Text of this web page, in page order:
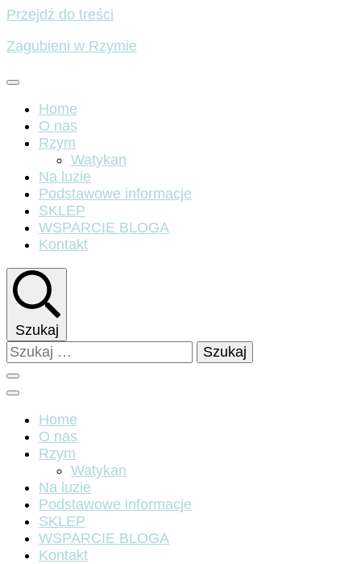
Przejdź do treści
Zagubieni w Rzymie
Home
O nas
Rzym
Watykan
Na luzie
Podstawowe informacje
SKLEP
WSPARCIE BLOGA
Kontakt
Szukaj
Szukaj:
Home
O nas
Rzym
Watykan
Na luzie
Podstawowe informacje
SKLEP
WSPARCIE BLOGA
Kontakt